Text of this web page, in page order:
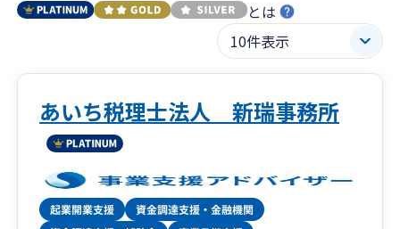
とは
あいち税理士法人 新瑞事務所